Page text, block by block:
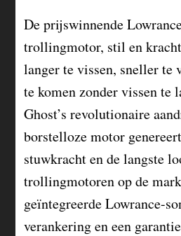
De prijswinnende
trollingmotor, stil en
langer te vissen, sneller te
te komen zonder vissen te
Ghost’s revolutionaire
borstelloze motor
stuwkracht en de langste
trollingmotoren op de
geïntegreerde Lowrance-
verankering en een